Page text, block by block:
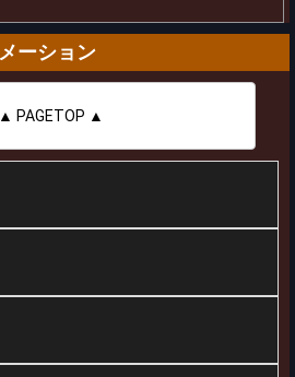
ーション
▲ PAGETOP ▲